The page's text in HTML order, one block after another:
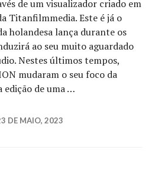
de um visualizador criado em
Titanfilmmedia. Este é já o
holandesa lança durante os
ao seu muito aguardado
Nestes últimos tempos,
mudaram o seu foco da
edição de uma …
TEMPTATION: Lançam
DE MAIO, 2023